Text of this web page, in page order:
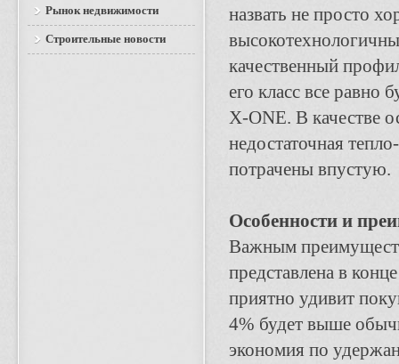
назвать не просто
качественный
его класс все равно
X-ONE. В качестве
недостаточная
потрачены впустую.
Особенности и
Важным
представлена в
приятно удивит
4% будет выше
экономия по
Рынок недвижимости
Строительные новости